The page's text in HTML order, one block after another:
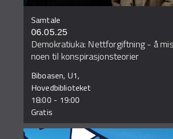
Samtale
06.05.25
Demokratiuka: Nettforgiftning - å
noen til konspirasjonsteorier
Biboasen, U1,
Hovedbiblioteket
18:00 - 19:00
Gratis